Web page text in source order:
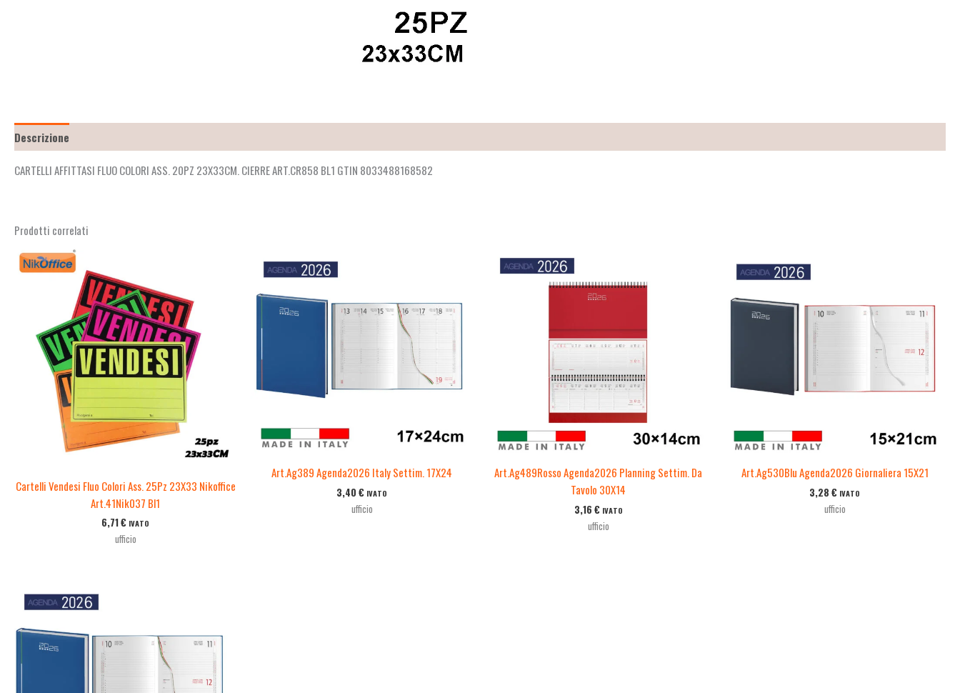
Descrizione
CARTELLI AFFITTASI FLUO COLORI ASS. 20PZ 23X33CM. CIERRE ART.CR858 BL1 GTIN 8033488168582
Prodotti correlati
Cartelli Vendesi Fluo Colori Ass. 25Pz 23X33 Nikoffice
Art.41Nik037 Bl1
6,71€ IVATO
ufficio
Art.Ag389 Agenda2026 Italy Settim. 17X24
3,40 € IVATO
ufficio
Art.Ag489Rosso Agenda2026 Planning Settim. Da
Tavolo 30X14
3,16 € IVATO
ufficio
Art.Ag530Blu Agenda2026 Giornaliera 15X21
3,28 € IVATO
ufficio